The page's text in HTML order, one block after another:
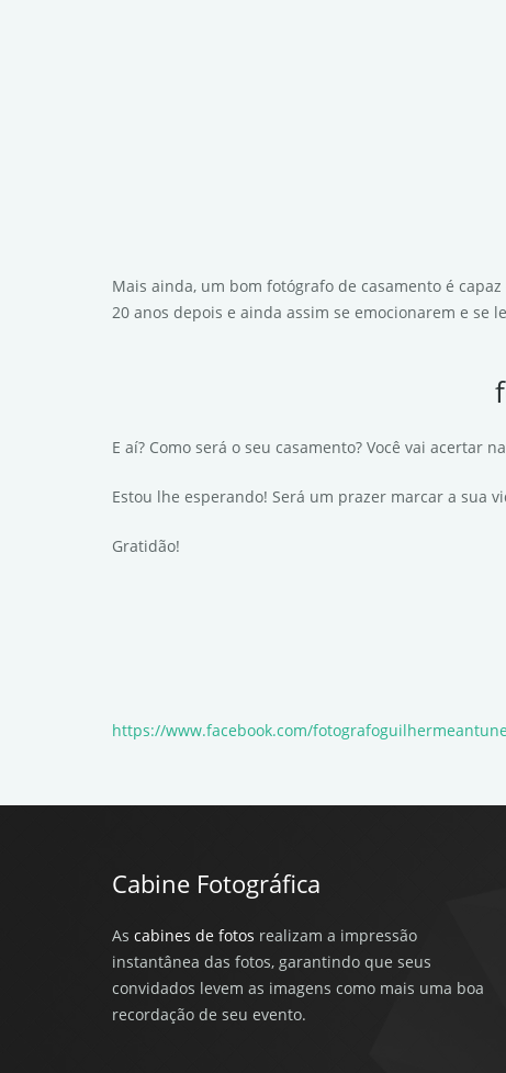
Mais ainda, um bom fotógrafo de casamento é
20 anos depois e ainda assim se emocionarem e se
E aí? Como será o seu casamento? Você vai
Estou lhe esperando! Será um prazer marcar a sua
Gratidão!
https://www.facebook.com/
Cabine Fotográfica
As cabines de fotos realizam a impressão
instantânea das fotos, garantindo que seus
convidados levem as imagens como mais uma boa
recordação de seu evento.